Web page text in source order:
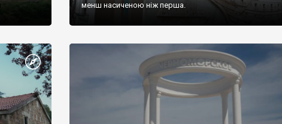
менш насиченою ніж перша.